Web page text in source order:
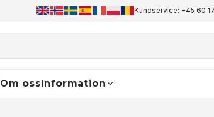
+45 60 17 81 50 info@finaldrive-trackmotors.com WhatsApp
Kundservice: +45 60
Om ossInformation